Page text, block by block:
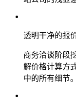
透明干净的报
商务洽谈阶段
解价格计算方
中的所有细节。